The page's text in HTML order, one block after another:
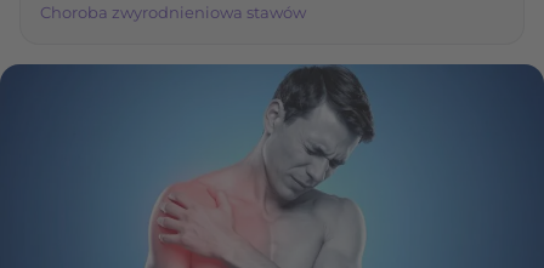
Choroba zwyrodnieniowa stawów